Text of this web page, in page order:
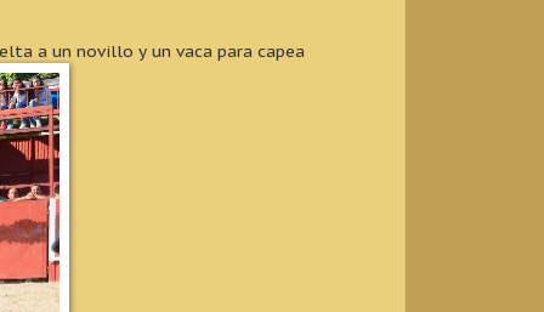
a un novillo y un vaca para capea